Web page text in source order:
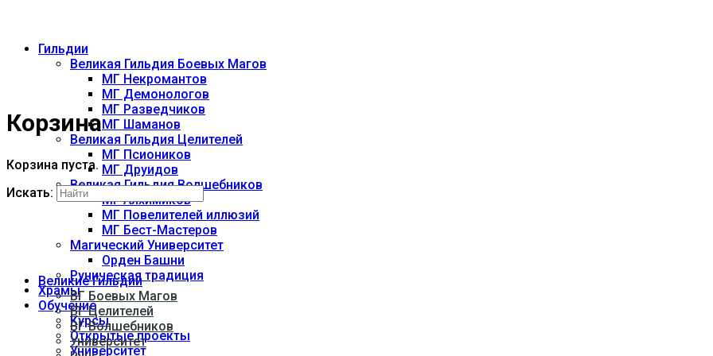
Гильдии
Великая Гильдия Боевых Магов
МГ Некромантов
МГ Демонологов
МГ Разведчиков
МГ Шаманов
Великая Гильдия Целителей
МГ Псиоников
МГ Друидов
Великая Гильдия Волшебников
МГ Алхимиков
МГ Повелителей иллюзий
МГ Бест-Мастеров
Магический Университет
Орден Башни
Руническая традиция
Храмы
Обучение
Курсы
Открытые проекты
Университет
Корзина
Корзина пуста.
Искать:
Великие Гильдии
ВГ Боевых Магов
ВГ Целителей
ВГ Волшебников
Университет